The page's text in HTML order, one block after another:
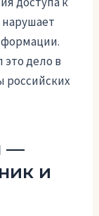
дело в
российских
—
и